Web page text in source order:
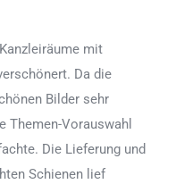
mit
Da die
Bilder sehr
Themen-Vorauswahl
Die Lieferung und
Schienen lief